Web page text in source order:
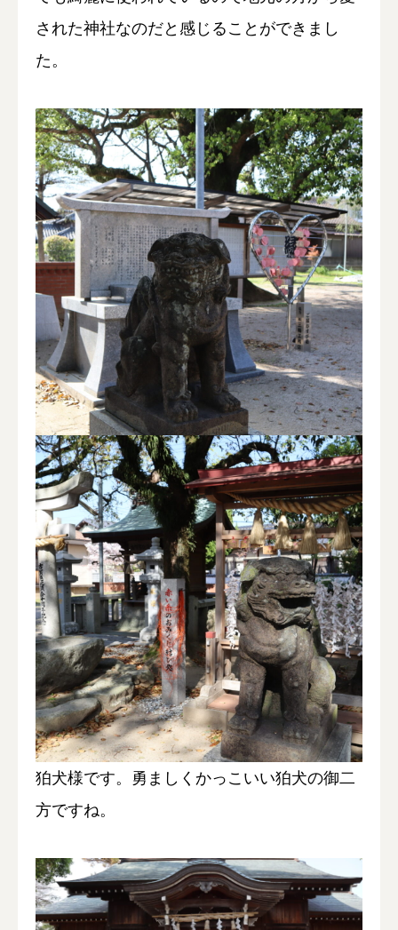
された神社なのだと感じることができまし
た。
狛犬様です。勇ましくかっこいい狛犬の御二
方ですね。